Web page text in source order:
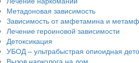
Метадоновая зависимость
Зависимость от амфетамина и
Лечение героиновой зависимости
Детоксикация
УБОД – ультрабыстрая опиоидная